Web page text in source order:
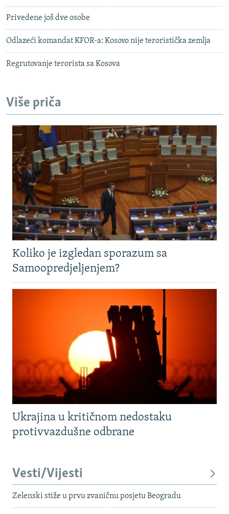
Privedene još dve osobe
Odlazeći komandat KFOR-a: Kosovo nije teroristička zemlja
Regrutovanje terorista sa Kosova
Više priča
Koliko je izgledan sporazum sa
Samoopredjeljenjem?
Ukrajina u kritičnom nedostaku
protivvazdušne odbrane
Vesti/Vijesti
Zelenski stiže u prvu zvaničnu posjetu Beogradu